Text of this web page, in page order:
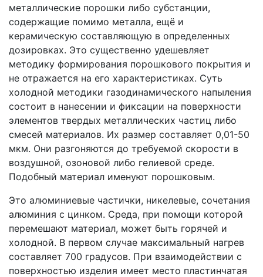
металлические порошки либо субстанции,
содержащие помимо металла, ещё и
керамическую составляющую в определенных
дозировках. Это существенно удешевляет
методику формирования порошкового покрытия и
не отражается на его характеристиках. Суть
холодной методики газодинамического напыления
состоит в нанесении и фиксации на поверхности
элементов твердых металлических частиц либо
смесей материалов. Их размер составляет 0,01-50
мкм. Они разгоняются до требуемой скорости в
воздушной, озоновой либо гелиевой среде.
Подобный материал именуют порошковым.
Это алюминиевые частички, никелевые, сочетания
алюминия с цинком. Среда, при помощи которой
перемешают материал, может быть горячей и
холодной. В первом случае максимальный нагрев
составляет 700 градусов. При взаимодействии с
поверхностью изделия имеет место пластинчатая